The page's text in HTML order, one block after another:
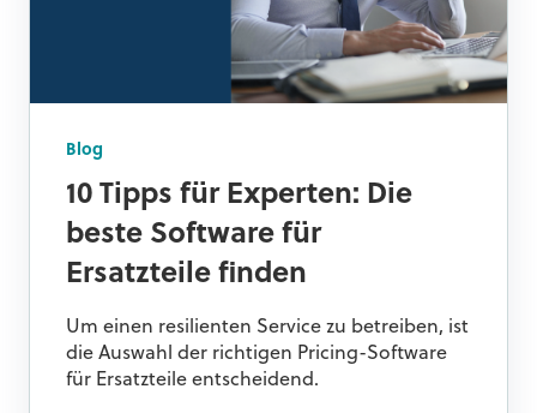
Blog
10 Tipps für Experten: Die
beste Software für
Ersatzteile finden
Um einen resilienten Service zu betreiben, ist
die Auswahl der richtigen Pricing-Software
für Ersatzteile entscheidend.